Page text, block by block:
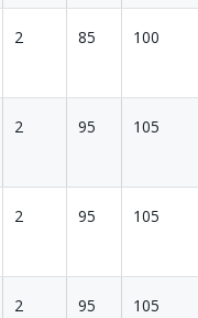
2 85 100
2 95 105
2 95 105
2 95 105